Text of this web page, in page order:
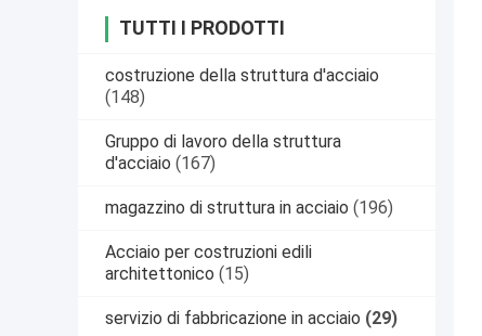
TUTTI I PRODOTTI
costruzione della struttura d'acciaio
(148)
Gruppo di lavoro della struttura
d'acciaio (167)
magazzino di struttura in acciaio (196)
Acciaio per costruzioni edili
architettonico (15)
servizio di fabbricazione in acciaio (29)